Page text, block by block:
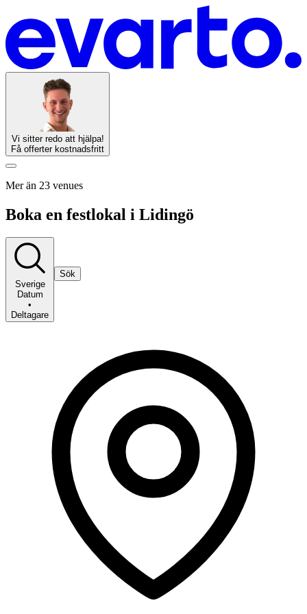
Vi sitter redo att hjälpa!
Få offerter kostnadsfritt
Mer än 23 venues
Boka en festlokal i Lidingö
Sverige
Datum
•
Deltagare
Sök